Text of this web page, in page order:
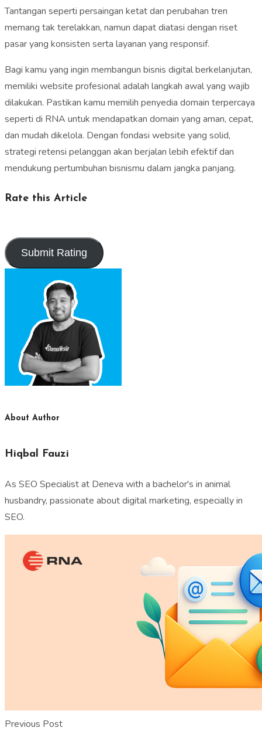
Tantangan seperti persaingan ketat dan perubahan tren
memang tak terelakkan, namun dapat diatasi dengan riset
pasar yang konsisten serta layanan yang responsif.
Bagi kamu yang ingin membangun bisnis digital berkelanjutan,
memiliki website profesional adalah langkah awal yang wajib
dilakukan. Pastikan kamu memilih penyedia domain terpercaya
seperti di RNA untuk mendapatkan domain yang aman, cepat,
dan mudah dikelola. Dengan fondasi website yang solid,
strategi retensi pelanggan akan berjalan lebih efektif dan
mendukung pertumbuhan bisnismu dalam jangka panjang.
Rate this Article
About Author
Hiqbal Fauzi
As SEO Specialist at Deneva with a bachelor's in animal
husbandry, passionate about digital marketing, especially in
SEO.
Previous Post